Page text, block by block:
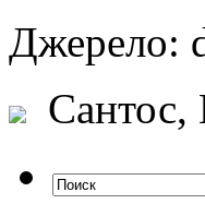
Сантос,